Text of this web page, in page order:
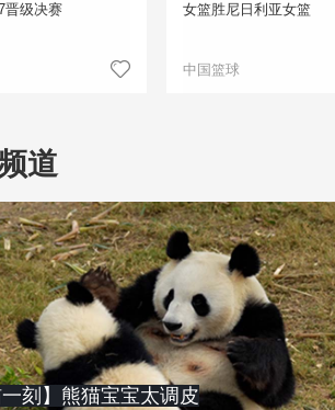
晋级决赛
女篮胜尼日利亚女篮
中国篮球
道
一刻】熊猫宝宝太调皮